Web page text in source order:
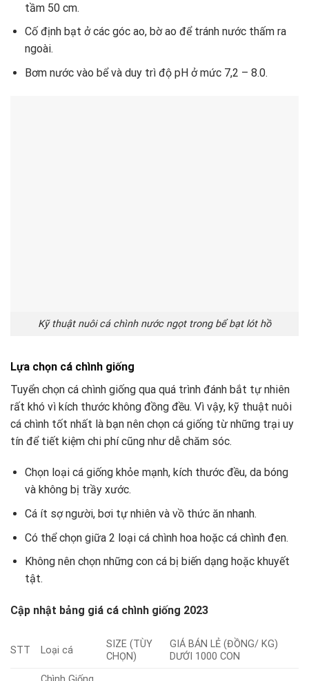
tầm 50 cm.
Cố định bạt ở các góc ao, bờ ao để tránh nước thấm ra
ngoài.
Bơm nước vào bể và duy trì độ pH ở mức 7,2 – 8.0.
Kỹ thuật nuôi cá chình nước ngọt trong bể bạt lót hồ
Lựa chọn cá chình giống
Tuyển chọn cá chình giống qua quá trình đánh bắt tự nhiên
rất khó vì kích thước không đồng đều. Vì vậy, kỹ thuật nuôi
cá chình tốt nhất là bạn nên chọn cá giống từ những trại uy
tín để tiết kiệm chi phí cũng như dễ chăm sóc.
Chọn loại cá giống khỏe mạnh, kích thước đều, da bóng
và không bị trầy xước.
Cá ít sợ người, bơi tự nhiên và vồ thức ăn nhanh.
Có thể chọn giữa 2 loại cá chình hoa hoặc cá chình đen.
Không nên chọn những con cá bị biến dạng hoặc khuyết
tật.
Cập nhật bảng giá cá chình giống 2023
STT Loại cá
SIZE (TÙY
CHỌN)
GIÁ BÁN LẺ (ĐỒNG/ KG)
DƯỚI 1000 CON